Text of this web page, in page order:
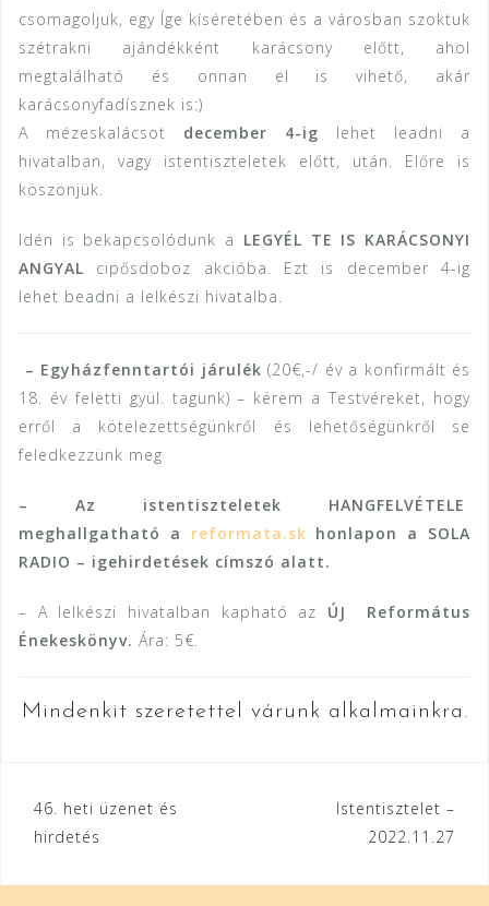
csomagoljuk, egy Íge kíséretében és a városban szoktuk
szétrakni ajándékként karácsony előtt, ahol
megtalálható és onnan el is vihető, akár
karácsonyfadísznek is:)
A mézeskalácsot december 4-ig lehet leadni a
hivatalban, vagy istentiszteletek előtt, után. Előre is
köszönjük.
Idén is bekapcsolódunk a LEGYÉL TE IS KARÁCSONYI
ANGYAL cipősdoboz akcióba. Ezt is december 4-ig
lehet beadni a lelkészi hivatalba.
– Egyházfenntartói járulék (20€,-/ év a konfirmált és
18. év feletti gyül. tagunk) – kérem a Testvéreket, hogy
erről a kötelezettségünkről és lehetőségünkről se
feledkezzünk meg
– Az istentiszteletek HANGFELVÉTELE
meghallgatható a reformata.sk honlapon a SOLA
RADIO – igehirdetések címszó alatt.
– A lelkészi hivatalban kapható az ÚJ Református
Énekeskönyv. Ára: 5€.
Mindenkit szeretettel várunk alkalmainkra.
Bejegyzés
navigáció
46. heti üzenet és
hirdetés
Istentisztelet –
2022.11.27